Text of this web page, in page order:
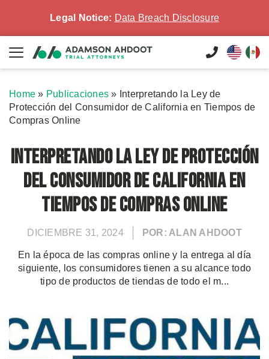
Legal Notice: Data Breach Disclosure
Home » Publicaciones » Interpretando la Ley de
Protección del Consumidor de California en Tiempos de
Compras Online
Interpretando la Ley de Protección
del Consumidor de California en
Tiempos de Compras Online
DICIEMBRE 31, 2024 POR: ALAN AHDOOT
En la época de las compras online y la entrega al día
siguiente, los consumidores tienen a su alcance todo
tipo de productos de tiendas de todo el m...